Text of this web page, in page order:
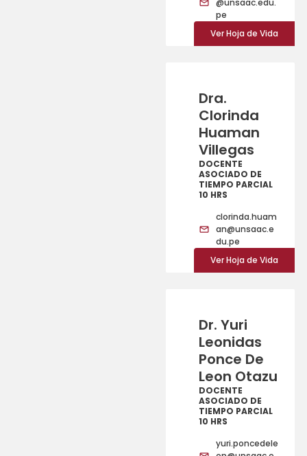
pe
Ver Hoja de Vida
Dra.
Clorinda
Huaman
Villegas
DOCENTE
ASOCIADO DE
TIEMPO PARCIAL
10 HRS
clorinda.huam
an@unsaac.e
du.pe
Ver Hoja de Vida
Dr. Yuri
Leonidas
Ponce De
Leon Otazu
DOCENTE
ASOCIADO DE
TIEMPO PARCIAL
10 HRS
yuri.poncedele